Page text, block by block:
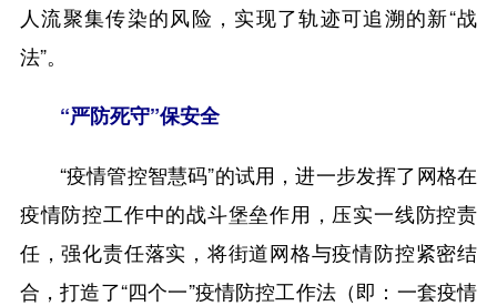
人流聚集传染的风险，实现了轨迹可追溯的新“战
法”。
“严防死守”保安全
“疫情管控智慧码”的试用，进一步发挥了网格在
疫情防控工作中的战斗堡垒作用，压实一线防控责
任，强化责任落实，将街道网格与疫情防控紧密结
合，打造了“四个一”疫情防控工作法（即：一套疫情